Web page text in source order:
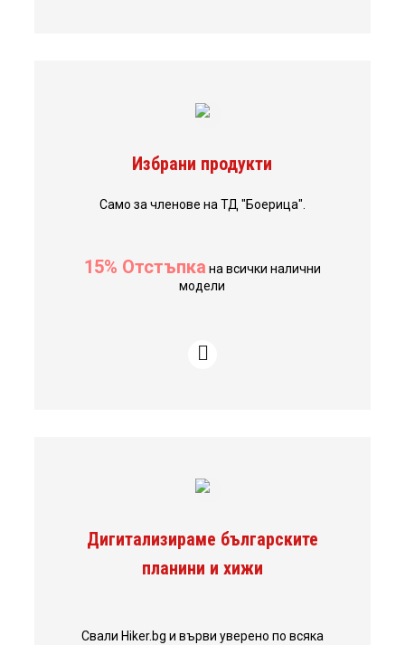
Избрани продукти
Само за членове на ТД "Боерица".
15% Отстъпка на всички налични
модели
Дигитализираме българските
планини и хижи
Свали Hiker.bg и върви уверено по всяка